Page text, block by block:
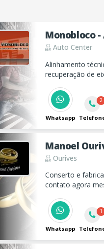
Monobloco
Auto Center
Alinhamento
recuperação de
Whatsapp
2
Manoel
Ourives
Conserto e
contato agora
Whatsapp
1